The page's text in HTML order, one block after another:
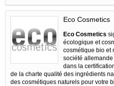
Eco Cosmetics
Eco Cosmetics
écologique et
cosmétique bio et
société
dans la
de la charte qualité des ingrédients
des cosmétiques naturels pour votre